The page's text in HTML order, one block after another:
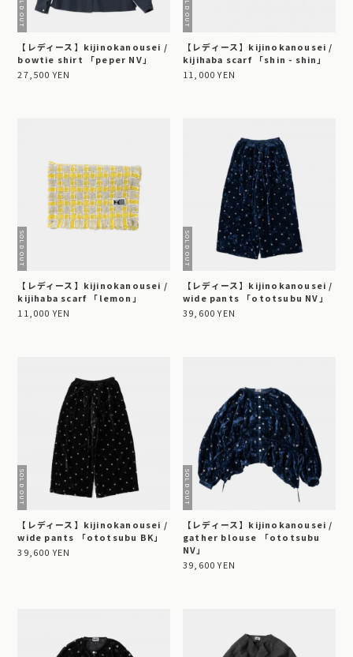
【レディース】kijinokanousei /
bowtie shirt 「peper NV」
27,500 YEN
【レディース】kijinokanousei /
kijihaba scarf 「shin - shin」
11,000 YEN
【レディース】kijinokanousei /
kijihaba scarf 「lemon」
11,000 YEN
【レディース】kijinokanousei /
wide pants 「ototsubu NV」
39,600 YEN
【レディース】kijinokanousei /
wide pants 「ototsubu BK」
39,600 YEN
【レディース】kijinokanousei /
gather blouse 「ototsubu
NV」
39,600 YEN